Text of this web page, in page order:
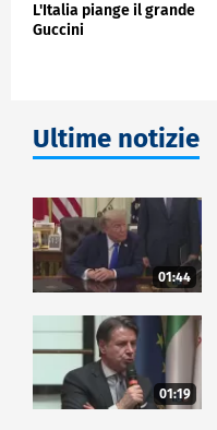
L'Italia piange il grande
Guccini
Ultime notizie
01:44
01:19